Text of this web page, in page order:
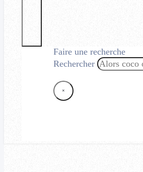
Faire une recherche
Rechercher
×